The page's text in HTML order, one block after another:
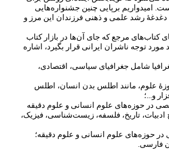
امیدواریم برپایی چنین جشنوارههایی
رشد علمی و ذهنی فرزندان این مرز و
کتابهای مرجع که جای آنها در بازار کتاب
مورد توجه ناشران ایرانی قرار بگیرد، اشاره
شامل جغرافیای سیاسی، اقتصادی،
علوم، مانند اطلس بدن انسان، اطلس
و...؛
در حوزههای علوم انسانی و علوم دقیقه
ادبیات، تاریخ، فلسفه، زیستشناسی، فیزیک،
حوزههای علوم انسانی و علوم دقیقه؛
فارسی.